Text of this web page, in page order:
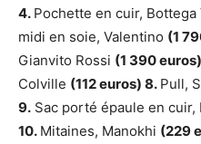
4. Pochette en cuir, Bottega
midi en soie, Valentino (1
Gianvito Rossi (1 390
Colville (112 euros) 8. Pull,
9. Sac porté épaule en cuir,
10. Mitaines, Manokhi (229